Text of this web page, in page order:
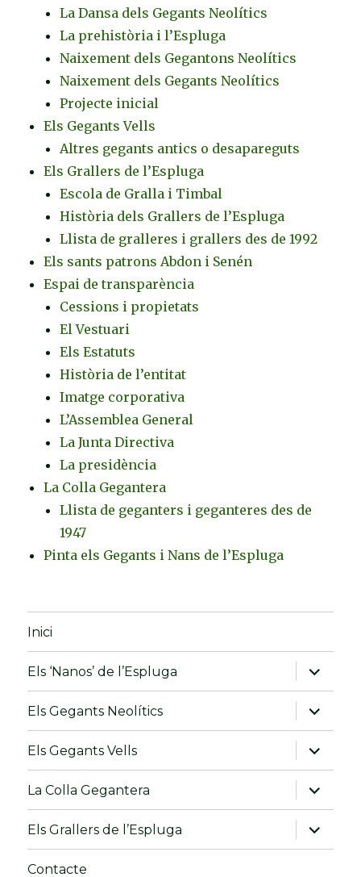
La Dansa dels Gegants Neolítics
La prehistòria i l’Espluga
Naixement dels Gegantons Neolítics
Naixement dels Gegants Neolítics
Projecte inicial
Els Gegants Vells
Altres gegants antics o desapareguts
Els Grallers de l’Espluga
Escola de Gralla i Timbal
Història dels Grallers de l’Espluga
Llista de gralleres i grallers des de 1992
Els sants patrons Abdon i Senén
Espai de transparència
Cessions i propietats
El Vestuari
Els Estatuts
Història de l’entitat
Imatge corporativa
L’Assemblea General
La Junta Directiva
La presidència
La Colla Gegantera
Llista de geganters i geganteres des de
1947
Pinta els Gegants i Nans de l’Espluga
Inici
Els ‘Nanos’ de l’Espluga
amplia
el
menú
fill
Els Gegants Neolítics
amplia
el
menú
fill
Els Gegants Vells
amplia
el
menú
fill
La Colla Gegantera
amplia
el
menú
fill
Els Grallers de l’Espluga
amplia
el
menú
Contacte